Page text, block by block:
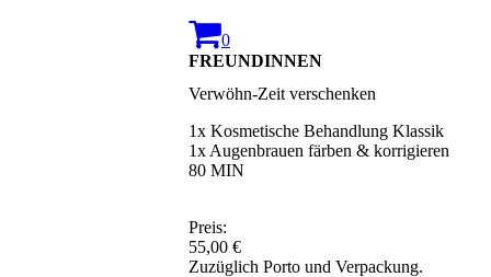
0
FREUNDINNEN
Verwöhn-Zeit verschenken
1x Kosmetische Behandlung Klassik
1x Augenbrauen färben & korrigieren
80 MIN
Preis:
55,00 €
Zuzüglich Porto und Verpackung.